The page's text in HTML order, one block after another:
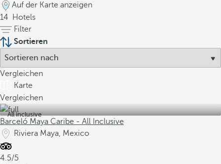
Auf der Karte anzeigen
14
Hotels
Filter
Sortieren
Vergleichen
Karte
Vergleichen
All inclusive
Barceló Maya Caribe - All Inclusive
Riviera Maya, Mexico
4.5/5